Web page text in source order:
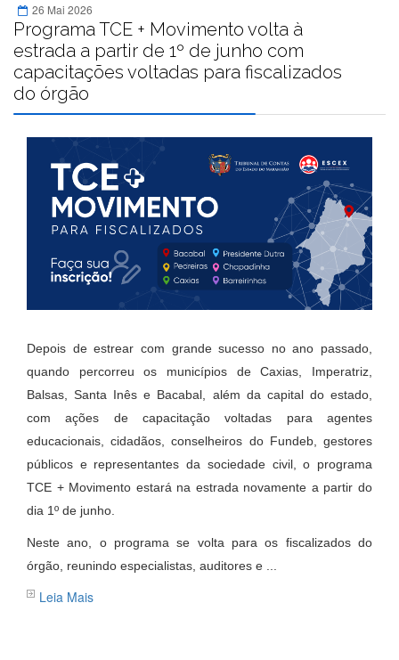
26 Mai 2026
Programa TCE + Movimento volta à
estrada a partir de 1º de junho com
capacitações voltadas para fiscalizados
do órgão
Depois de estrear com grande sucesso no ano passado,
quando percorreu os municípios de Caxias, Imperatriz,
Balsas, Santa Inês e Bacabal, além da capital do estado,
com ações de capacitação voltadas para agentes
educacionais, cidadãos, conselheiros do Fundeb, gestores
públicos e representantes da sociedade civil, o programa
TCE + Movimento estará na estrada novamente a partir do
dia 1º de junho.
Neste ano, o programa se volta para os fiscalizados do
órgão, reunindo especialistas, auditores e ...
Leia Mais